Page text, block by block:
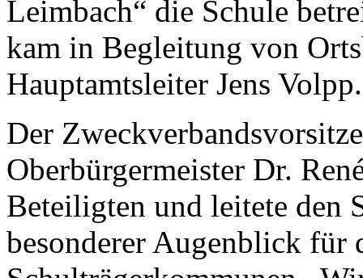
Leimbach“ die Schule
kam in Begleitung von
Hauptamtsleiter Jens Volpp.
Der
Oberbürgermeister Dr.
Beteiligten und leitete den
besonderer Augenblick für